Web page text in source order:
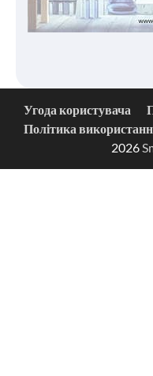
Угода користувача
Політика
2026